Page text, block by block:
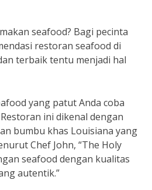
seafood? Bagi pecinta
restoran seafood di
terbaik tentu menjadi hal
yang patut Anda coba
ini dikenal dengan
bumbu khas Louisiana yang
Chef John, “The Holy
seafood dengan kualitas
autentik.”